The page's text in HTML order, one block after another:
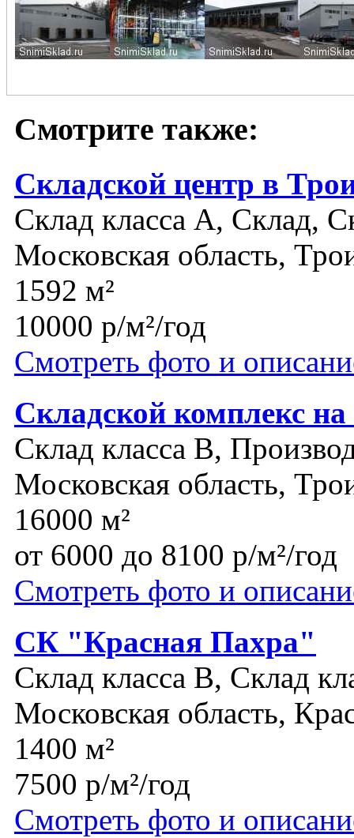
Смотрите также:
Складской центр в
Склад класса A, Склад,
Московская область,
1592 м²
10000 р/м²/год
Смотреть фото и
Складской комплекс
Склад класса B,
Московская область,
16000 м²
от 6000 до 8100 р/м²/год
Смотреть фото и
СК "Красная Пахра"
Склад класса B, Склад
Московская область,
1400 м²
7500 р/м²/год
Смотреть фото и